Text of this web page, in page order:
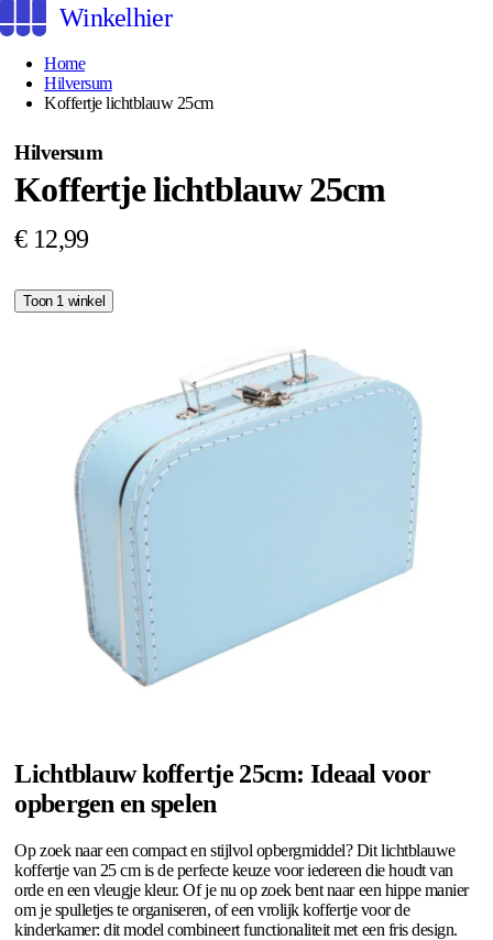
Winkelhier
Home
Hilversum
Koffertje lichtblauw 25cm
Hilversum
Koffertje lichtblauw 25cm
€ 12,99
Toon 1 winkel
Lichtblauw koffertje 25cm: Ideaal voor
opbergen en spelen
Op zoek naar een compact en stijlvol opbergmiddel? Dit lichtblauwe
koffertje van 25 cm is de perfecte keuze voor iedereen die houdt van
orde en een vleugje kleur. Of je nu op zoek bent naar een hippe manier
om je spulletjes te organiseren, of een vrolijk koffertje voor de
kinderkamer: dit model combineert functionaliteit met een fris design.